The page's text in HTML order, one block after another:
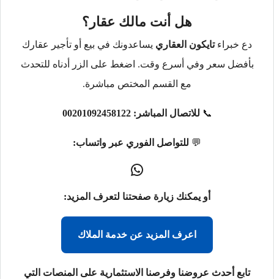
هل أنت مالك عقار؟
دع خبراءتايكون العقاري يساعدونك في بيع أو تأجير عقارك
بأفضل سعر وفي أسرع وقت. اضغط على الزر أدناه للتحدث
مع القسم المختص مباشرة.
📞 للاتصال المباشر: 00201092458122
💬 للتواصل الفوري عبر واتساب:
أو يمكنك زيارة صفحتنا لتعرف المزيد:
اعرف المزيد عن خدمة الملاك
تابع أحدث عروضنا وفرصنا الاستثمارية على المنصات التي